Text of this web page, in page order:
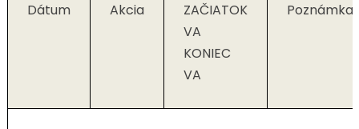
Dátum Akcia
ZAČIATOK
VA
KONIEC
VA
Poznámka